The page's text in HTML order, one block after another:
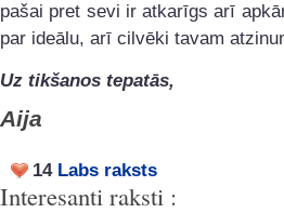
pašai pret sevi ir atkarīgs arī
par ideālu, arī cilvēki tavam
Uz tikšanos tepatās,
Aija
14 Labs raksts
Interesanti raksti :